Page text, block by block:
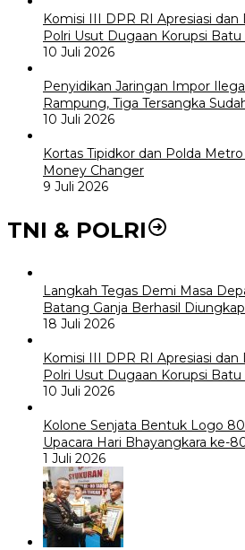
Komisi III DPR RI Apresiasi
Polri Usut Dugaan Korupsi Batu
10 Juli 2026
Penyidikan Jaringan Impor
Rampung, Tiga Tersangka
10 Juli 2026
Kortas Tipidkor dan Polda
Money Changer
9 Juli 2026
TNI & POLRI
Langkah Tegas Demi Masa
Batang Ganja Berhasil
18 Juli 2026
Komisi III DPR RI Apresiasi
Polri Usut Dugaan Korupsi Batu
10 Juli 2026
Kolone Senjata Bentuk Logo
Upacara Hari Bhayangkara ke-
1 Juli 2026